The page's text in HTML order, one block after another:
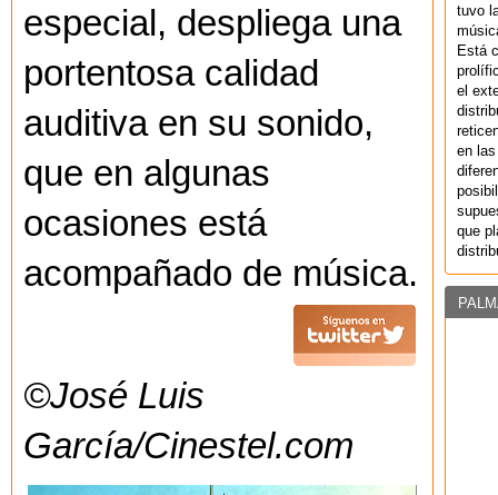
especial, despliega una
portentosa calidad
auditiva en su sonido,
que en algunas
ocasiones está
acompañado de música.
©José Luis
García/Cinestel.com
tuvo
Está
el
en
que